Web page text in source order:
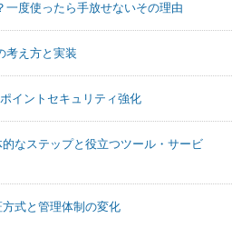
一度使ったら手放せないその理由
考え方と実装
イントセキュリティ強化
なステップと役立つツール・サービ
式と管理体制の変化